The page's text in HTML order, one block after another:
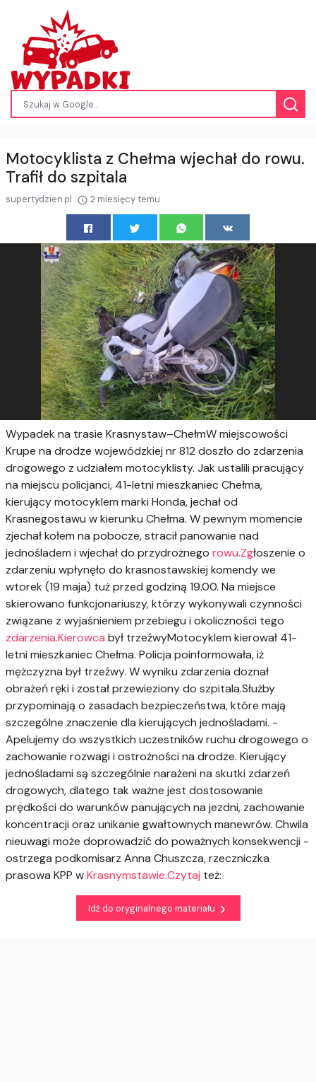
Motocyklista z Chełma wjechał do rowu.
Trafił do szpitala
supertydzien.pl 2 miesięcy temu
Wypadek na trasie Krasnystaw–ChełmW miejscowości
Krupe na drodze wojewódzkiej nr 812 doszło do zdarzenia
drogowego z udziałem motocyklisty. Jak ustalili pracujący
na miejscu policjanci, 41-letni mieszkaniec Chełma,
kierujący motocyklem marki Honda, jechał od
Krasnegostawu w kierunku Chełma. W pewnym momencie
zjechał kołem na pobocze, stracił panowanie nad
jednośladem i wjechał do przydrożnego rowu.Zgłoszenie o
zdarzeniu wpłynęło do krasnostawskiej komendy we
wtorek (19 maja) tuż przed godziną 19.00. Na miejsce
skierowano funkcjonariuszy, którzy wykonywali czynności
związane z wyjaśnieniem przebiegu i okoliczności tego
zdarzenia.Kierowca był trzeźwyMotocyklem kierował 41-
letni mieszkaniec Chełma. Policja poinformowała, iż
mężczyzna był trzeźwy. W wyniku zdarzenia doznał
obrażeń ręki i został przewieziony do szpitala.Służby
przypominają o zasadach bezpieczeństwa, które mają
szczególne znaczenie dla kierujących jednośladami. -
Apelujemy do wszystkich uczestników ruchu drogowego o
zachowanie rozwagi i ostrożności na drodze. Kierujący
jednośladami są szczególnie narażeni na skutki zdarzeń
drogowych, dlatego tak ważne jest dostosowanie
prędkości do warunków panujących na jezdni, zachowanie
koncentracji oraz unikanie gwałtownych manewrów. Chwila
nieuwagi może doprowadzić do poważnych konsekwencji -
ostrzega podkomisarz Anna Chuszcza, rzeczniczka
prasowa KPP wKrasnymstawie.Czytaj też:
Idź do oryginalnego materiału